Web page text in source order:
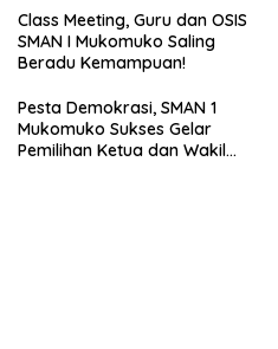
Class Meeting, Guru dan OSIS
SMAN I Mukomuko Saling
Beradu Kemampuan!
Pesta Demokrasi, SMAN 1
Mukomuko Sukses Gelar
Pemilihan Ketua dan Wakil